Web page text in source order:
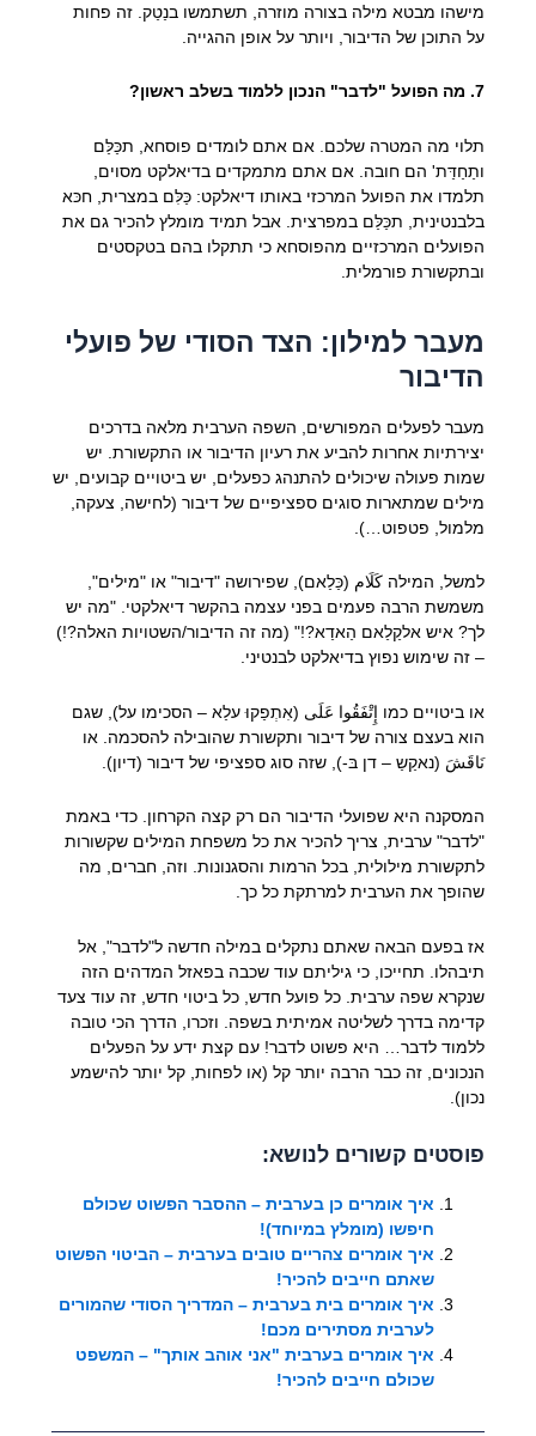
מישהו מבטא מילה בצורה מוזרה, תשתמשו בנַטַק. זה פחות
על התוכן של הדיבור, ויותר על אופן ההגייה.
7. מה הפועל "לדבר" הנכון ללמוד בשלב ראשון?
תלוי מה המטרה שלכם. אם אתם לומדים פוסחא, תכַּלַּם
ותַחַדַּת' הם חובה. אם אתם מתמקדים בדיאלקט מסוים,
תלמדו את הפועל המרכזי באותו דיאלקט: כַּלִּם במצרית, חכּא
בלבנטינית, תכַּלַּם במפרצית. אבל תמיד מומלץ להכיר גם את
הפועלים המרכזיים מהפוסחא כי תתקלו בהם בטקסטים
ובתקשורת פורמלית.
מעבר למילון: הצד הסודי של פועלי
הדיבור
מעבר לפעלים המפורשים, השפה הערבית מלאה בדרכים
יצירתיות אחרות להביע את רעיון הדיבור או התקשורת. יש
שמות פעולה שיכולים להתנהג כפעלים, יש ביטויים קבועים, יש
מילים שמתארות סוגים ספציפיים של דיבור (לחישה, צעקה,
מלמול, פטפוט…).
למשל, המילה كَلَام (כַּלַאם), שפירושה "דיבור" או "מילים",
משמשת הרבה פעמים בפני עצמה בהקשר דיאלקטי. "מה יש
לך? איש אלקַלַאם הַאדַא?!" (מה זה הדיבור/השטויות האלה?!)
– זה שימוש נפוץ בדיאלקט לבנטיני.
או ביטויים כמו إِتْفَقُوا عَلَى (אִתְפַקוּ עלַא – הסכימו על), שגם
הוא בעצם צורה של דיבור ותקשורת שהובילה להסכמה. או
نَاقَشَ (נאקַשַ – דן בּ-), שזה סוג ספציפי של דיבור (דיון).
המסקנה היא שפועלי הדיבור הם רק קצה הקרחון. כדי באמת
"לדבר" ערבית, צריך להכיר את כל משפחת המילים שקשורות
לתקשורת מילולית, בכל הרמות והסגנונות. וזה, חברים, מה
שהופך את הערבית למרתקת כל כך.
אז בפעם הבאה שאתם נתקלים במילה חדשה ל"לדבר", אל
תיבהלו. תחייכו, כי גיליתם עוד שכבה בפאזל המדהים הזה
שנקרא שפה ערבית. כל פועל חדש, כל ביטוי חדש, זה עוד צעד
קדימה בדרך לשליטה אמיתית בשפה. וזכרו, הדרך הכי טובה
ללמוד לדבר… היא פשוט לדבר! עם קצת ידע על הפעלים
הנכונים, זה כבר הרבה יותר קל (או לפחות, קל יותר להישמע
נכון).
פוסטים קשורים לנושא:
איך אומרים כן בערבית – ההסבר הפשוט שכולם
חיפשו (מומלץ במיוחד)!
איך אומרים צהריים טובים בערבית – הביטוי הפשוט
שאתם חייבים להכיר!
איך אומרים בית בערבית – המדריך הסודי שהמורים
לערבית מסתירים מכם!
איך אומרים בערבית "אני אוהב אותך" – המשפט
שכולם חייבים להכיר!